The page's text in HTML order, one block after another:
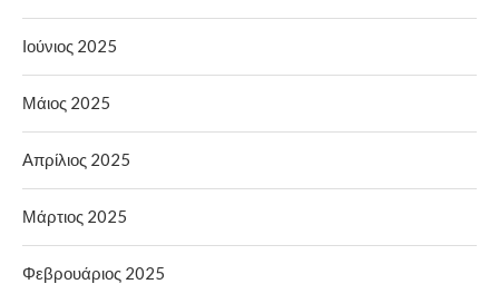
Ιούνιος 2025
Μάιος 2025
Απρίλιος 2025
Μάρτιος 2025
Φεβρουάριος 2025